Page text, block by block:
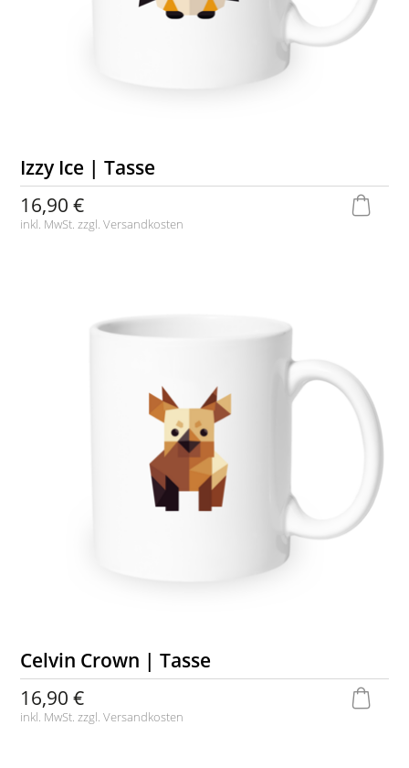
Izzy Ice | Tasse
16,90 €
inkl. MwSt. zzgl.Versandkosten
Celvin Crown | Tasse
16,90 €
inkl. MwSt. zzgl.Versandkosten